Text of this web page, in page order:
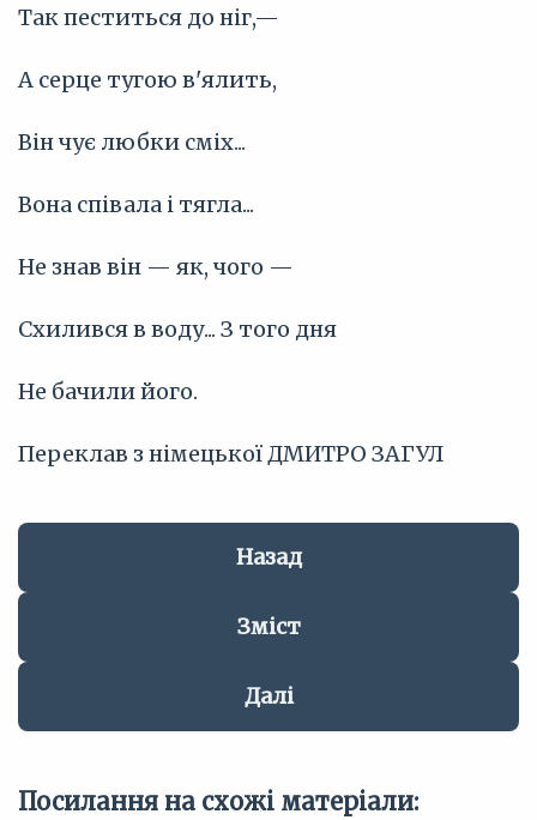
Так пеститься до ніг,—
А серце тугою в'ялить,
Він чує любки сміх...
Вона співала і тягла...
Не знав він — як, чого —
Схилився в воду... З того дня
Не бачили його.
Переклав з німецької ДМИТРО ЗАГУЛ
Назад
Зміст
Далі
Посилання на схожі матеріали: